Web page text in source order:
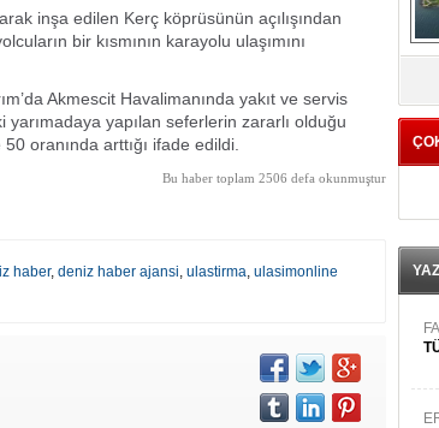
inşa edilen Kerç köprüsünün açılışından
bir kısmının karayolu ulaşımını
Akmescit Havalimanında yakıt ve servis
yarımadaya yapılan seferlerin zararlı olduğu
oranında arttığı ifade edildi.
Bu haber toplam 2506 defa okunmuştur
haber, deniz haber ajansi, ulastirma, ulasimonline